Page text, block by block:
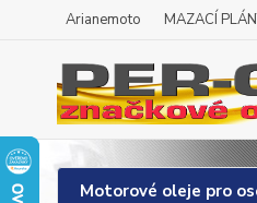
Arianemoto MAZACÍ
Motorové oleje pro